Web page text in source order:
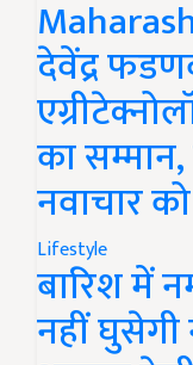
देवेंद्र
का
नवाचार
Lifestyle
बारिश में
नहीं